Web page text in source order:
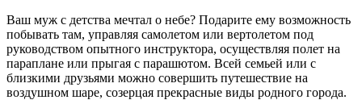
Ваш муж с детства мечтал о небе? Подарите ему возможность
побывать там, управляя самолетом или вертолетом под
руководством опытного инструктора, осуществляя полет на
параплане или прыгая с парашютом. Всей семьей или с
близкими друзьями можно совершить путешествие на
воздушном шаре, созерцая прекрасные виды родного города.